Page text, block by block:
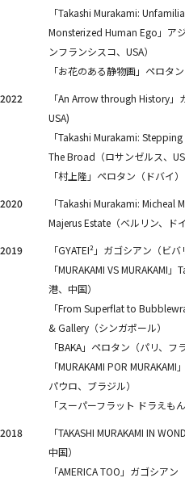
「Takashi Murakami:
Monsterized Human Ego」ア
ンフランシスコ、USA）
「お花のある静物画」ペロタ
2022
「An Arrow through History」
USA)
「Takashi Murakami:
The Broad（ロサンゼルス、
「村上隆」ペロタン（ドバイ）
2020
「Takashi Murakami: Micheal
Majerus Estate（ベルリン、ドイ
2019
「GYATEI²」ガゴシアン（ビバ
「MURAKAMI VS MURAKAMI
港、中国）
「From Superflat to
& Gallery（シンガポール）
「BAKA」ペロタン（パリ、フ
「MURAKAMI POR
パウロ、ブラジル）
「スーパーフラット ドラえも
2018
「TAKASHI MURAKAMI IN
中国）
「AMERICA TOO」ガゴシアン